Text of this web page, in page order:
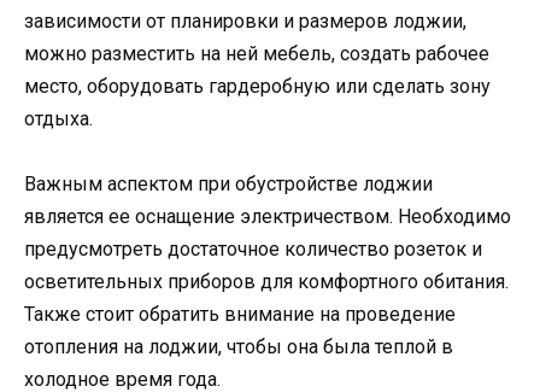
зависимости от планировки и размеров лоджии,
можно разместить на ней мебель, создать рабочее
место, оборудовать гардеробную или сделать зону
отдыха.
Важным аспектом при обустройстве лоджии
является ее оснащение электричеством. Необходимо
предусмотреть достаточное количество розеток и
осветительных приборов для комфортного обитания.
Также стоит обратить внимание на проведение
отопления на лоджии, чтобы она была теплой в
холодное время года.